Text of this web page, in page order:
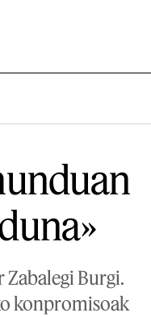
Burgi.
konpromisoak